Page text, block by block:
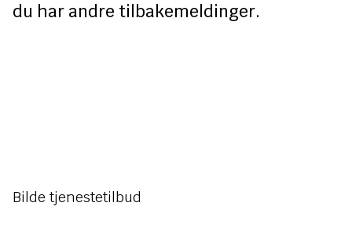
du har andre tilbakemeldinger.
Bilde tjenestetilbud